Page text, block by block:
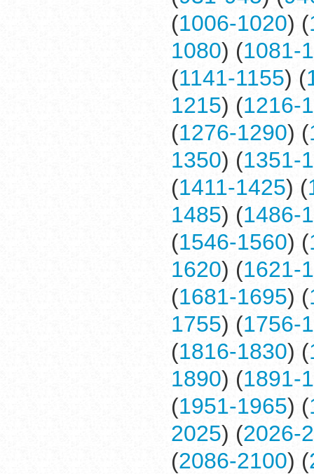
(1006-1020) (
1080) (1081-
(1141-1155) (
1215) (1216-
(1276-1290) (
1350) (1351-
(1411-1425) (
1485) (1486-
(1546-1560) (
1620) (1621-
(1681-1695) (
1755) (1756-
(1816-1830) (
1890) (1891-
(1951-1965) (
2025) (2026-
(2086-2100) (